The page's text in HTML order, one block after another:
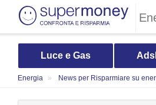
Luce e Gas
Energia News per Risparmiare su